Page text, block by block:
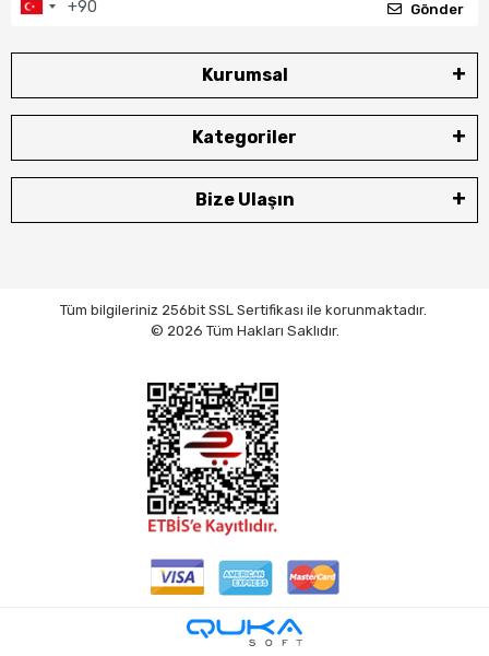
Gönder
Kurumsal
Kategoriler
Bize Ulaşın
Tüm bilgileriniz 256bit SSL Sertifikası ile korunmaktadır.
© 2026 Tüm Hakları Saklıdır.